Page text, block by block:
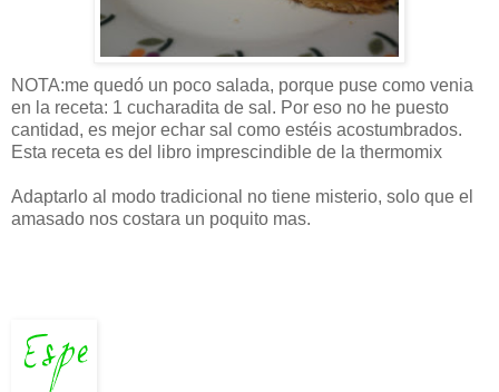
NOTA:me quedó un poco salada, porque puse como venia
en la receta: 1 cucharadita de sal. Por eso no he puesto
cantidad, es mejor echar sal como estéis acostumbrados.
Esta receta es del libro imprescindible de la thermomix
Adaptarlo al modo tradicional no tiene misterio, solo que el
amasado nos costara un poquito mas.